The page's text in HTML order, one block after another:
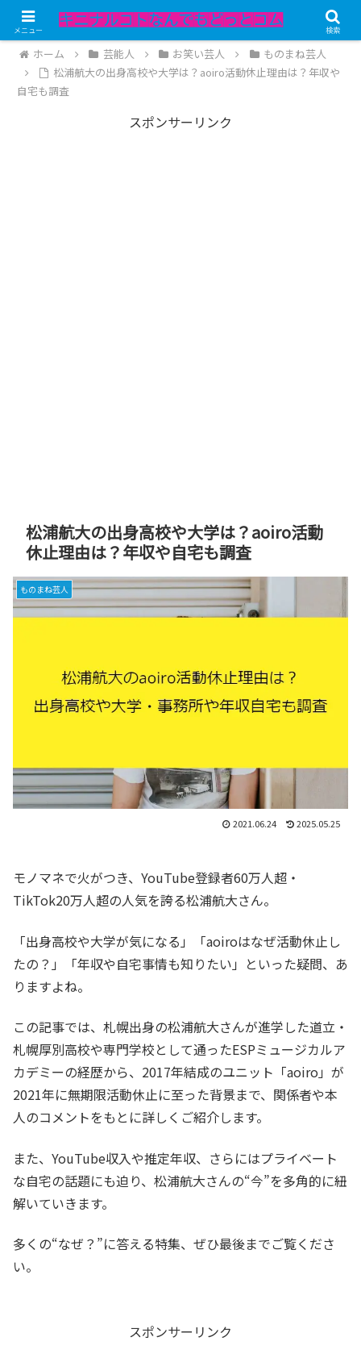
記事内にPRが含まれています。
ホーム 芸能人 お笑い芸人
ものまね芸人
松浦航大の出身高校や大学は？aoiro活動休止理由は？年収や
自宅も調査
スポンサーリンク
松浦航大の出身高校や大学は？aoiro活動
休止理由は？年収や自宅も調査
ものまね芸人
2021.06.24 2025.05.25
モノマネで火がつき、YouTube登録者60万人超・
TikTok20万人超の人気を誇る松浦航大さん。
「出身高校や大学が気になる」「aoiroはなぜ活動休止し
たの？」「年収や自宅事情も知りたい」といった疑問、あ
りますよね。
この記事では、札幌出身の松浦航大さんが進学した道立・
札幌厚別高校や専門学校として通ったESPミュージカルア
カデミーの経歴から、2017年結成のユニット「aoiro」が
2021年に無期限活動休止に至った背景まで、関係者や本
人のコメントをもとに詳しくご紹介します。
また、YouTube収入や推定年収、さらにはプライベート
な自宅の話題にも迫り、松浦航大さんの“今”を多角的に紐
解いていきます。
多くの“なぜ？”に答える特集、ぜひ最後までご覧くださ
い。
スポンサーリンク
メニュー 検索